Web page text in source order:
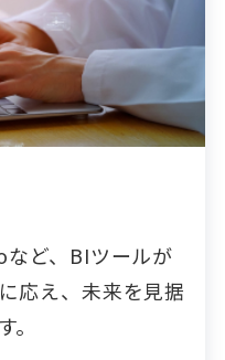
ど、BIツールが
応え、未来を見据